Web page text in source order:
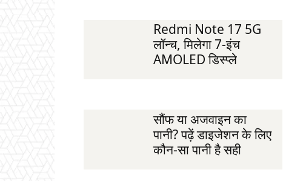
Redmi Note 17 5G
लॉन्च, मिलेगा 7-इंच
AMOLED डिस्प्ले
सौंफ या अजवाइन का
पानी? पढ़ें डाइजेशन के लिए
कौन-सा पानी है सही